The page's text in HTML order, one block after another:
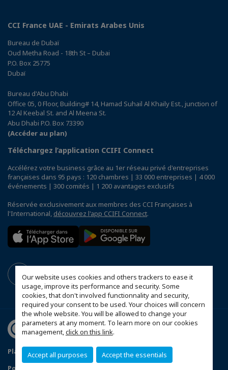
Our website uses cookies and others trackers to ease it
usage, improve its performance and security. Some
cookies, that don't involved functionnality and security,
required your consent to be used. Your choices will concern
the whole website. You will be allowed to change your
parameters at any moment. To learn more on our cookies
management,click on this link.
Accept all purposes Accept the essentials
CCI France UAE - Emirats Arabes Unis
Bureau de Dubaï
Oud Metha Road - 18th St – Dubai
P.O. Box 25775
Dubaï
Bureau d'Abu Dhabi
Office 05, 0 Floor, Building# 14, Hamad Suhail Al Khaily Est., junction of
12 Al Keebal St. and Al Meena St.
Abu Dhabi P.O. Box 73390
(Accéder au plan)
Téléchargez l’application CCIFI Connect
Accélérez votre business grâce au 1er réseau privé d'entreprises
françaises dans 95 pays : 120 chambres | 33 000 entreprises | 4 000
événements | 300 comités | 1 200 avantages exclusifs
Réservée exclusivement aux membres des CCI Françaises à
l'International, découvrez l'app CCIFI Connect.
Plan du site
Mentions légales
Politique de confidentialité